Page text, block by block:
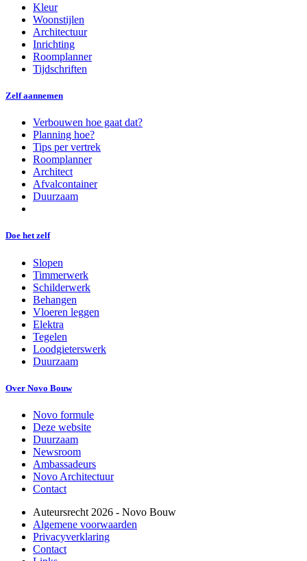
Kleur
Woonstijlen
Architectuur
Inrichting
Roomplanner
Tijdschriften
Zelf aannemen
Verbouwen hoe gaat dat?
Planning hoe?
Tips per vertrek
Roomplanner
Architect
Afvalcontainer
Duurzaam
Doe het zelf
Slopen
Timmerwerk
Schilderwerk
Behangen
Vloeren leggen
Elektra
Tegelen
Loodgieterswerk
Duurzaam
Over Novo Bouw
Novo formule
Deze website
Duurzaam
Newsroom
Ambassadeurs
Novo Architectuur
Contact
Auteursrecht 2026 - Novo Bouw
Algemene voorwaarden
Privacyverklaring
Contact